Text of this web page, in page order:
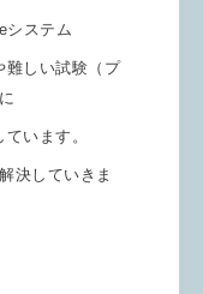
システム
難しい試験（プ
います。
決していきま